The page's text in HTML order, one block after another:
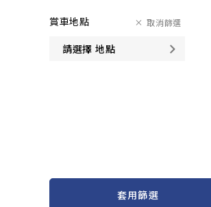
賞車地點
請選擇 地點
取消篩選
套用篩選